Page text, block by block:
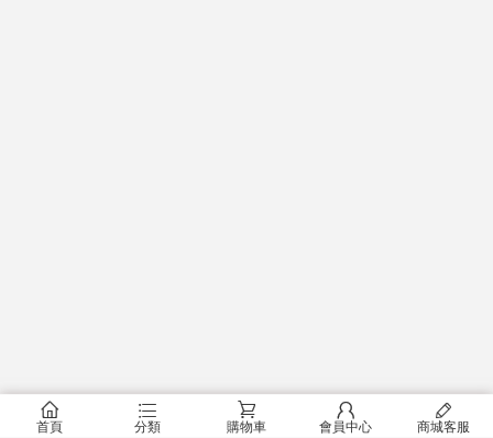
󰂠
首頁
󰂦
分類
󰂟
購物車
󰂢
會員中心
󰄦
商城客服